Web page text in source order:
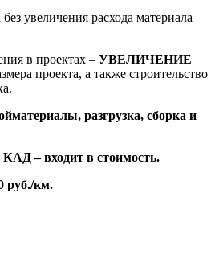
увеличения расхода материала –
в проектах – УВЕЛИЧЕНИЕ
проекта, а также строительство
разгрузка, сборка и
– входит в стоимость.
руб./км.